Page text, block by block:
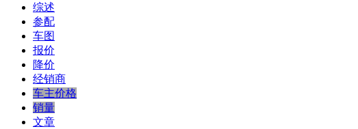
综述
参配
车图
报价
降价
经销商
车主价格
销量
文章